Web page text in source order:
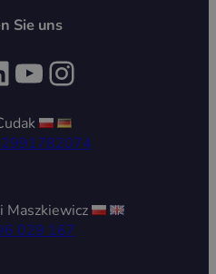
Sie uns
YouTube Instagram
Maszkiewicz
029 167